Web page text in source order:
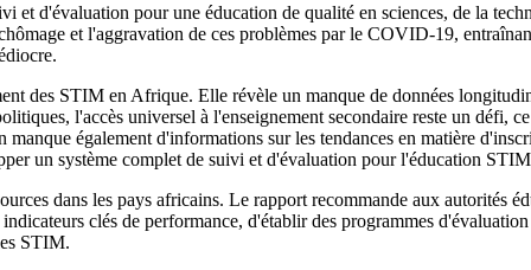
et d'évaluation pour une éducation de qualité en sciences, de la
et l'aggravation de ces problèmes par le COVID-19,
des STIM en Afrique. Elle révèle un manque de données
l'accès universel à l'enseignement secondaire reste un défi,
également d'informations sur les tendances en matière
un système complet de suivi et d'évaluation pour l'éducation
dans les pays africains. Le rapport recommande aux autorités
clés de performance, d'établir des programmes
STIM.